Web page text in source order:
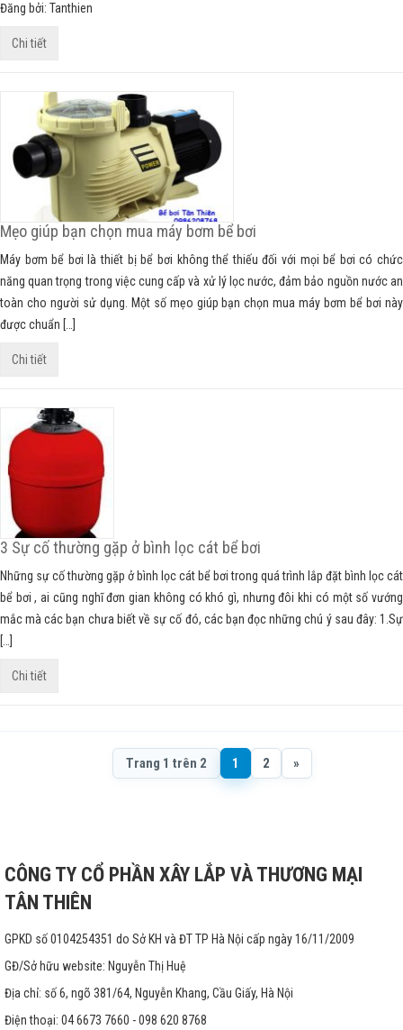
Đăng bởi: Tanthien
Chi tiết
Mẹo giúp bạn chọn mua máy bơm bể bơi
Máy bơm bể bơi là thiết bị bể bơi không thể thiếu đối với mọi bể bơi có chức
năng quan trọng trong việc cung cấp và xử lý lọc nước, đảm bảo nguồn nước an
toàn cho người sử dụng. Một số mẹo giúp bạn chọn mua máy bơm bể bơi này
được chuẩn […]
Chi tiết
3 Sự cố thường gặp ở bình lọc cát bể bơi
Những sự cố thường gặp ở bình lọc cát bể bơi trong quá trình lắp đặt bình lọc cát
bể bơi , ai cũng nghĩ đơn gian không có khó gì, nhưng đôi khi có một số vướng
mắc mà các bạn chưa biết về sự cố đó, các bạn đọc những chú ý sau đây: 1.Sự
[…]
Chi tiết
Trang 1 trên 2 1 2 »
CÔNG TY CỔ PHẦN XÂY LẮP VÀ THƯƠNG MẠI
TÂN THIÊN
GPKD số 0104254351 do Sở KH và ĐT TP Hà Nội cấp ngày 16/11/2009
GĐ/Sở hữu website: Nguyễn Thị Huệ
Địa chỉ: số 6, ngõ 381/64, Nguyễn Khang, Cầu Giấy, Hà Nội
Điện thoại: 04 6673 7660 - 098 620 8768